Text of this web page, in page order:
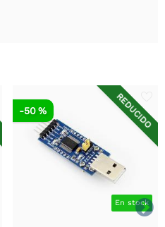

REDUCIDO
En stock
-50 %